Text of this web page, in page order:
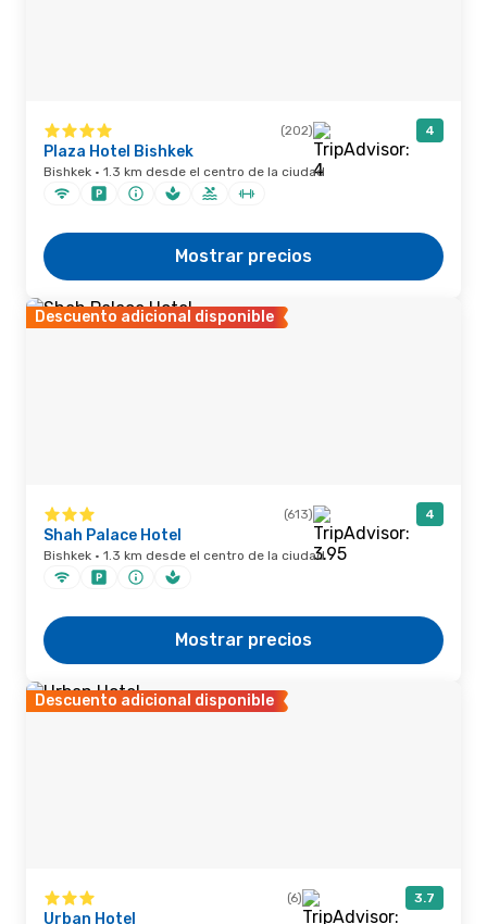
(202) 4
Plaza Hotel Bishkek
Bishkek · 1.3 km desde el centro de la ciudad
Mostrar precios
Descuento adicional disponible
(613) 4
Shah Palace Hotel
Bishkek · 1.3 km desde el centro de la ciudad
Mostrar precios
Descuento adicional disponible
(6) 3.7
Urban Hotel